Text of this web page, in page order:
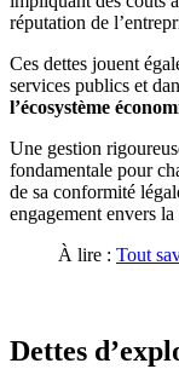
réputation de
Ces dettes jouent
services publics et
l’écosystème
Une gestion
fondamentale pour
de sa conformité
engagement envers
À lire : Tout
Dettes